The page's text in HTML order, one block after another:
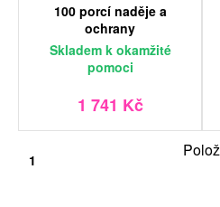
100 porcí naděje a
ochrany
Skladem k okamžité
pomoci
1 741 Kč
1